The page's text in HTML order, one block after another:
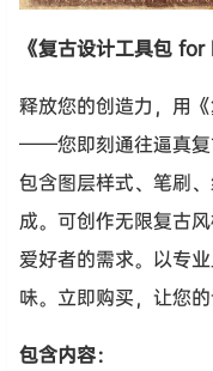
《复古设计工具包
释放您的创造力，用
——您即刻通往逼真复
包含图层样式、笔刷
成。可创作无限复古
爱好者的需求。以专
味。立即购买，让您的
包含内容：